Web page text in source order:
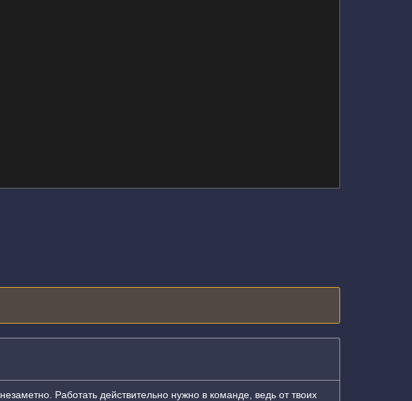
Работать действительно нужно в команде, ведь от твоих